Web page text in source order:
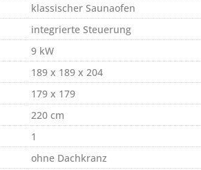
klassischer Saunaofen
integrierte Steuerung
9 kW
189 x 189 x 204
179 x 179
220 cm
1
ohne Dachkranz